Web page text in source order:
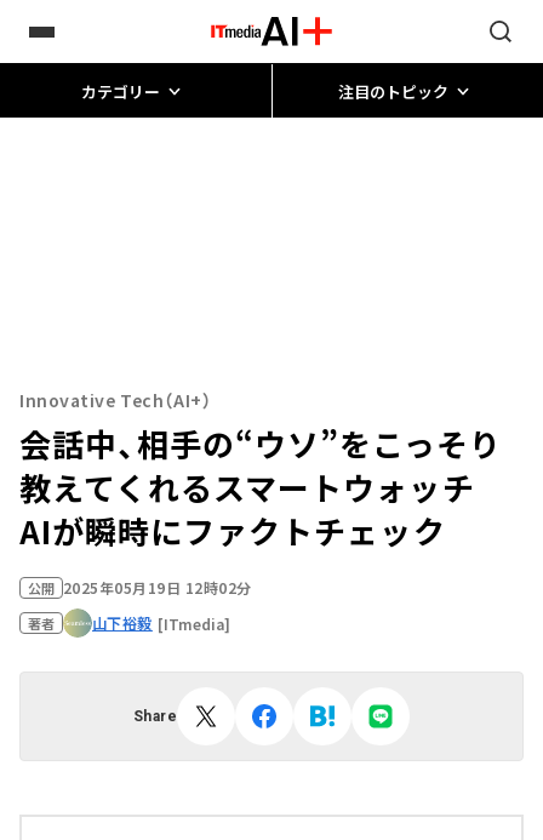
カテゴリー 注目のトピック
Innovative Tech（AI+）
会話中、相手の“ウソ”をこっそり
教えてくれるスマートウォッチ
AIが瞬時にファクトチェック
公開 2025年05月19日 12時02分
著者 山下裕毅 [ITmedia]
Share